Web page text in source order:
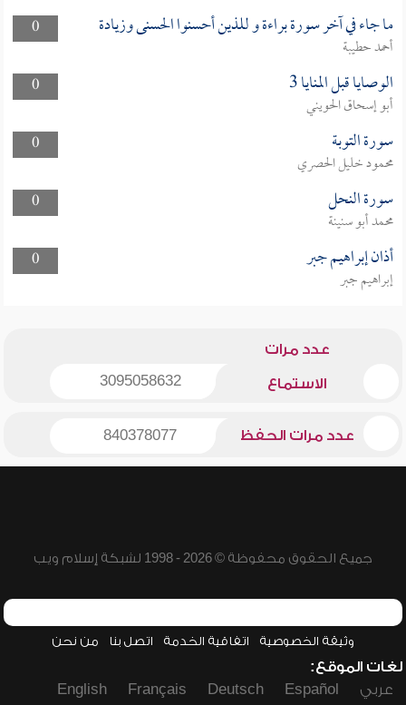
0 ما جاء في آخر سورة براءة و للذين أحسنوا الحسنى وزيادة
أحمد حطيبة
0
الوصايا قبل المنايا 3
أبو إسحاق الحويني
0
سورة التوبة
محمود خليل الحصري
0
سورة النحل
محمد أبو سنينة
0
أذان إبراهيم جبر
إبراهيم جبر
عدد مرات
الاستماع 3095058632
عدد مرات الحفظ 840378077
جميع الحقوق محفوظة © 2026 - 1998 لشبكة إسلام ويب
وثيقة الخصوصية اتفاقية الخدمة اتصل بنا من نحن
لغات الموقع:
عربي
Español
Deutsch
Français
English